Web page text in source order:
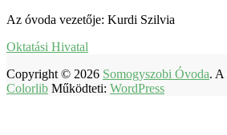
Az óvoda vezetője: Kurdi Szilvia
Oktatási Hivatal
Copyright © 2026 Somogyszobi Óvoda. A
Colorlib Működteti: WordPress